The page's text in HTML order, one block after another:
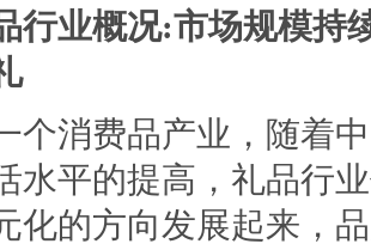
行业概况:市场规模持
个消费品产业，随着
水平的提高，礼品行
化的方向发展起来，